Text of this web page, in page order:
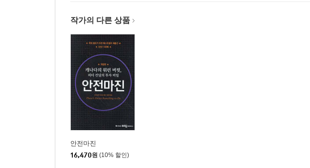
부록 3 피터 컨딜의 투자 멘토들
작가의 다른 상품
안전마진
16,470원 (10% 할인)